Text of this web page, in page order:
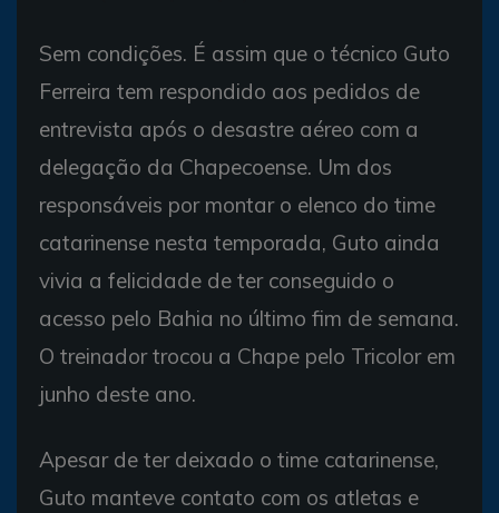
Sem condições. É assim que o técnico Guto
Ferreira tem respondido aos pedidos de
entrevista após o desastre aéreo com a
delegação da Chapecoense. Um dos
responsáveis por montar o elenco do time
catarinense nesta temporada, Guto ainda
vivia a felicidade de ter conseguido o
acesso pelo Bahia no último fim de semana.
O treinador trocou a Chape pelo Tricolor em
junho deste ano.
Apesar de ter deixado o time catarinense,
Guto manteve contato com os atletas e